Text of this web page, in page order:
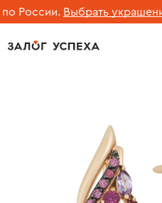
России. Выбрать украшение